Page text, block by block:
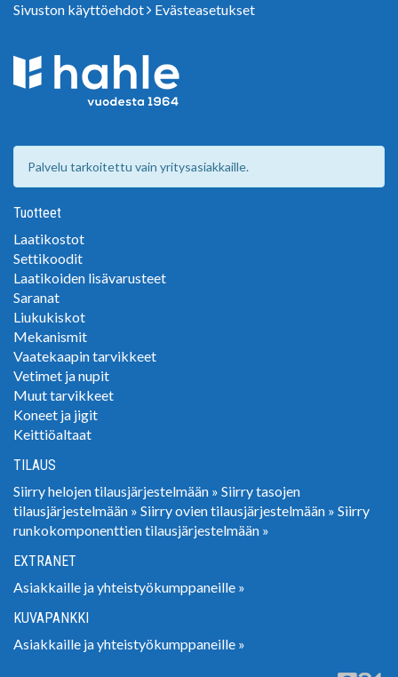
Sivuston käyttöehdot
Evästeasetukset
Palvelu tarkoitettu vain yritysasiakkaille.
Tuotteet
Laatikostot
Settikoodit
Laatikoiden lisävarusteet
Saranat
Liukukiskot
Mekanismit
Vaatekaapin tarvikkeet
Vetimet ja nupit
Muut tarvikkeet
Koneet ja jigit
Keittiöaltaat
TILAUS
Siirry helojen tilausjärjestelmään » Siirry tasojen
tilausjärjestelmään » Siirry ovien tilausjärjestelmään » Siirry
runkokomponenttien tilausjärjestelmään »
EXTRANET
Asiakkaille ja yhteistyökumppaneille »
KUVAPANKKI
Asiakkaille ja yhteistyökumppaneille »